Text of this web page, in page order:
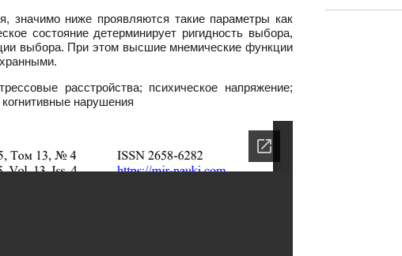
значимо ниже проявляются такие параметры как
состояние детерминирует ригидность выбора,
выбора. При этом высшие мнемические функции
расстройства; психическое напряжение;
нарушения